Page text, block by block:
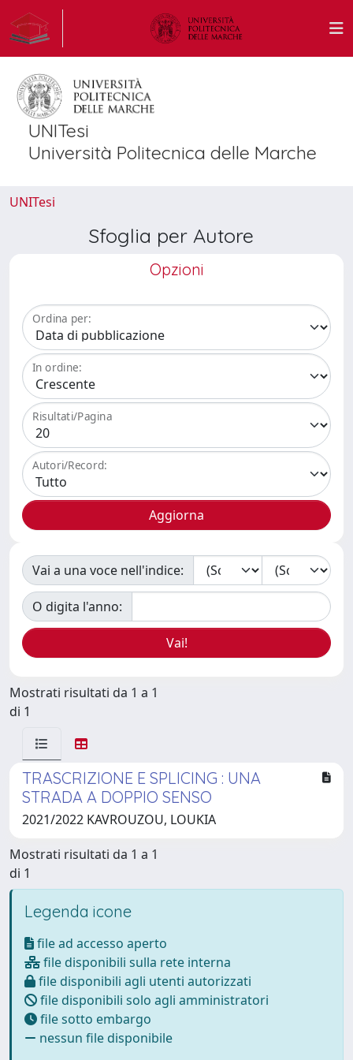
UNITesi
Università Politecnica delle Marche
UNITesi
Sfoglia per Autore
Opzioni
Ordina per:
In ordine:
Risultati/Pagina
Autori/Record:
Vai a una voce nell'indice:
O digita l'anno:
Mostrati risultati da 1 a 1
di 1
TRASCRIZIONE E SPLICING : UNA
STRADA A DOPPIO SENSO
2021/2022 KAVROUZOU, LOUKIA
Mostrati risultati da 1 a 1
di 1
Legenda icone
file ad accesso aperto
file disponibili sulla rete interna
file disponibili agli utenti autorizzati
file disponibili solo agli amministratori
file sotto embargo
nessun file disponibile